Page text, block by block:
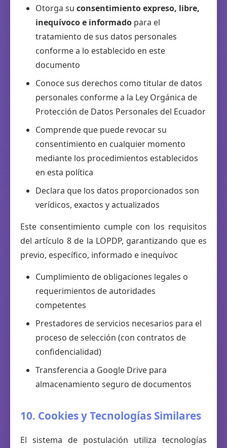
Otorga su consentimiento expreso, libre,
inequívoco e informado para el
tratamiento de sus datos personales
conforme a lo establecido en este
documento
Conoce sus derechos como titular de datos
personales conforme a la Ley Orgánica de
Protección de Datos Personales del Ecuador
Comprende que puede revocar su
consentimiento en cualquier momento
mediante los procedimientos establecidos
en esta política
Declara que los datos proporcionados son
verídicos, exactos y actualizados
Este consentimiento cumple con los requisitos
del artículo 8 de la LOPDP, garantizando que es
previo, específico, informado e inequívoc
Cumplimiento de obligaciones legales o
requerimientos de autoridades
competentes
Prestadores de servicios necesarios para el
proceso de selección (con contratos de
confidencialidad)
Transferencia a Google Drive para
almacenamiento seguro de documentos
10. Cookies y Tecnologías Similares
El sistema de postulación utiliza tecnologías